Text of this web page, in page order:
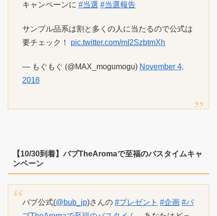
キャンペーンに #当選 #当選報告
サンプル品系は割と多くの人に当たるので公式は
要チェック！ pic.twitter.com/mI2SzbtmXh
— もぐもぐ (@MAX_mogumogu) November 4,
2018
【10/30到着】バブTheAromaで至福のバスタイムキャ
ンペーン
バブ公式(@bub_jp)さんの #プレゼント #企画 #バ